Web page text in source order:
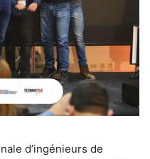
d’ingénieurs de